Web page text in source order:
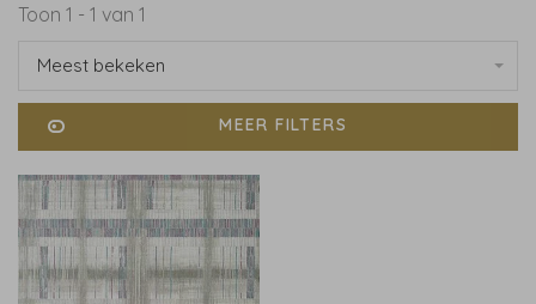
Toon 1 - 1 van 1
Meest bekeken
MEER FILTERS